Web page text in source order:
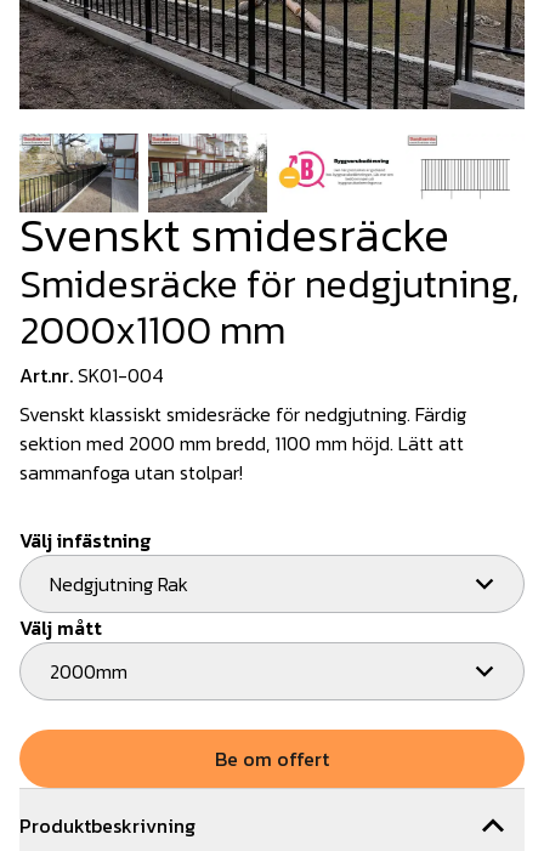
Produktbeskrivning
Svenskt smidesräcke
Smidesräcke för nedgjutning,
2000x1100 mm
Art.nr.SK01-004
Svenskt klassiskt smidesräcke för nedgjutning. Färdig
sektion med 2000 mm bredd, 1100 mm höjd. Lätt att
sammanfoga utan stolpar!
Välj infästning
Nedgjutning Rak
Välj mått
2000mm
Be om offert